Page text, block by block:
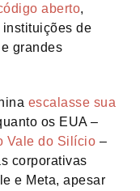
aberto,
instituições de
grandes
escalasse sua
os EUA –
Vale do Silício –
corporativas
e Meta, apesar